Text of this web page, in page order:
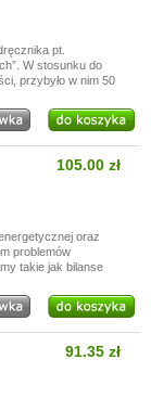
pt.
W stosunku do
przybyło w nim 50
105.00 zł
oraz
problemów
takie jak bilanse
91.35 zł